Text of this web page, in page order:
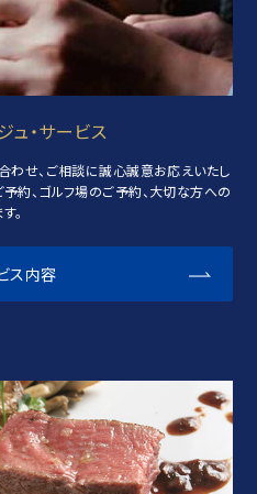
ュ・サービス
わせ、ご相談に誠心誠意お応えいたし
予約、ゴルフ場のご予約、大切な方への
。
ス内容